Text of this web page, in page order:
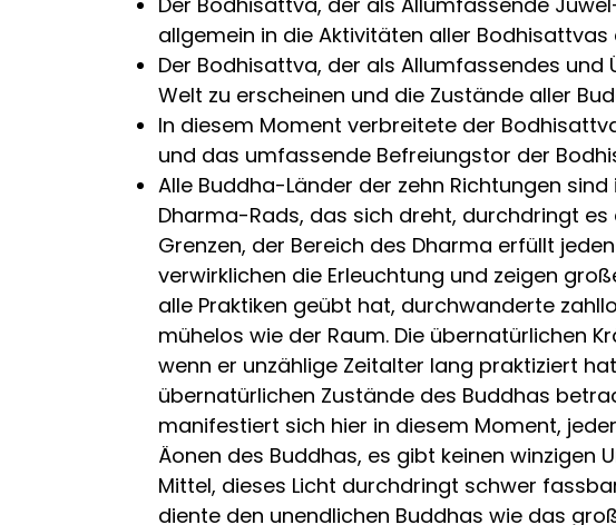
allgemein in die Aktivitäten aller
Der Bodhisattva, der als Allumfassendes
Welt zu erscheinen und die Zustände aller
ln diesem Moment verbreitete der
und das umfassende Befreiungstor der
Alle Buddha-Länder der zehn Richtungen
Dharma-Rads, das sich dreht, durchdringt
Grenzen, der Bereich des Dharma erfüllt
verwirklichen die Erleuchtung und zeigen
alle Praktiken geübt hat, durchwanderte
mühelos wie der Raum. Die übernatürlichen
wenn er unzählige Zeitalter lang praktiziert
übernatürlichen Zustände des Buddhas
manifestiert sich hier in diesem Moment,
Äonen des Buddhas, es gibt keinen
Mittel, dieses Licht durchdringt schwer
diente den unendlichen Buddhas wie das